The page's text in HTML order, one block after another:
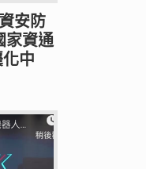
安防
家資通
中